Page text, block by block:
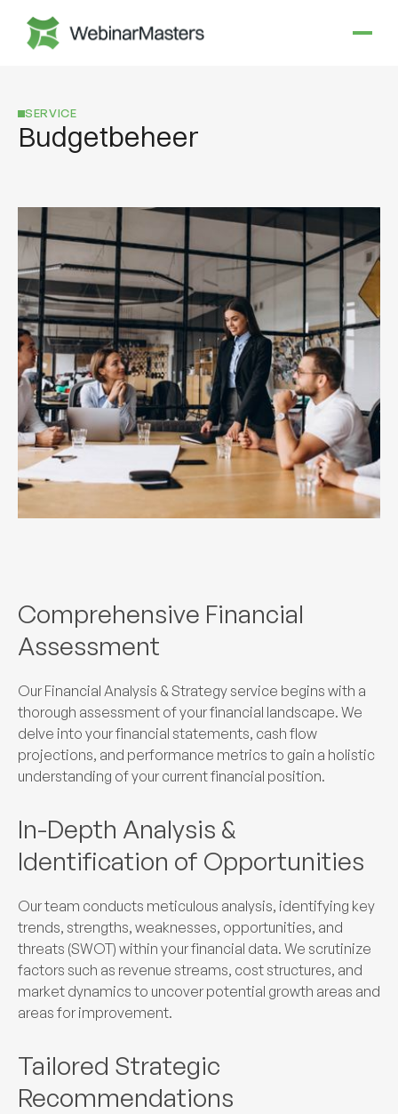
SERVICE
Budgetbeheer
Comprehensive Financial
Assessment
Our Financial Analysis & Strategy service begins with a
thorough assessment of your financial landscape. We
delve into your financial statements, cash flow
projections, and performance metrics to gain a holistic
understanding of your current financial position.
In-Depth Analysis &
Identification of Opportunities
Our team conducts meticulous analysis, identifying key
trends, strengths, weaknesses, opportunities, and
threats (SWOT) within your financial data. We scrutinize
factors such as revenue streams, cost structures, and
market dynamics to uncover potential growth areas and
areas for improvement.
Tailored Strategic
Recommendations